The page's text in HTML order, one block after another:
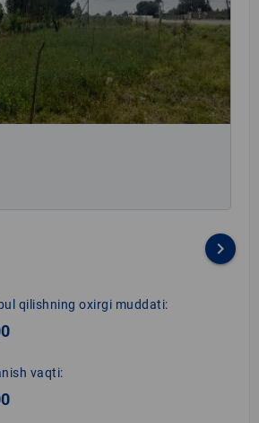
keyboard_arrow_right
qilishning oxirgi muddati:
vaqti: